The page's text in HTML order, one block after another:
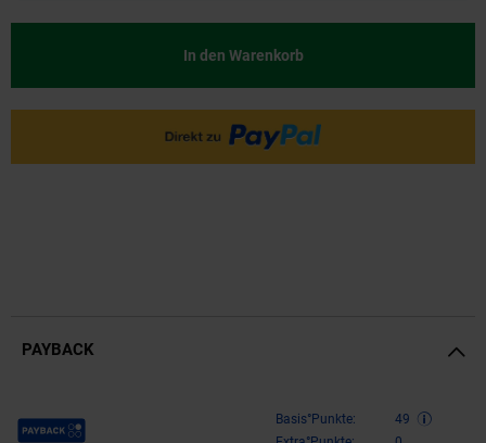
In den Warenkorb
PAYBACK
Payback Punkte Basis°Punkte:
49